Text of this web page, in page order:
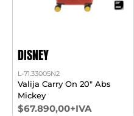
DISNEY
L-71.33005N2
Valija Carry On 20" Abs
Mickey
$67.890,00+IVA